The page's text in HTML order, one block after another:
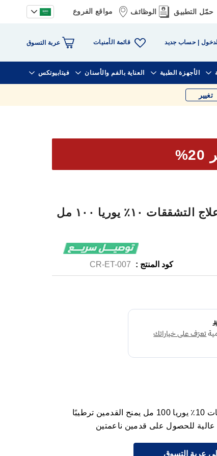
حمّل التطبيق الوظائف مواقع الفروع
حساب جديد قائمة الأمنيات عربة التسوق
الأجهزة الطبية العناية بالفم والأسنان فيتابيوتكس
تغيير
١٠٪ يوريا ١٠٠ مل
كود المنتج : CR-ET-007
بابي كريم العناية بالقدمين وعلاج التشققات 10٪ يوريا 100 مل يمنح القدمين ترطيبًا
عالية للحصول على قدمين ناعمتين
عربة التسوق